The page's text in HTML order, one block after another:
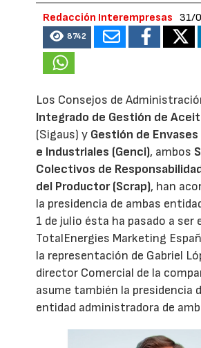
Redacción Interempresas 31/
8742
Los Consejos de
Integrado de Gestión de
(Sigaus) y Gestión de
e Industriales (Genci), ambos
Colectivos de
del Productor (Scrap), han
la presidencia de ambas
1 de julio ésta ha pasado a ser
TotalEnergies Marketing
la representación de Gabriel
director Comercial de la
asume también la presidencia
entidad administradora de